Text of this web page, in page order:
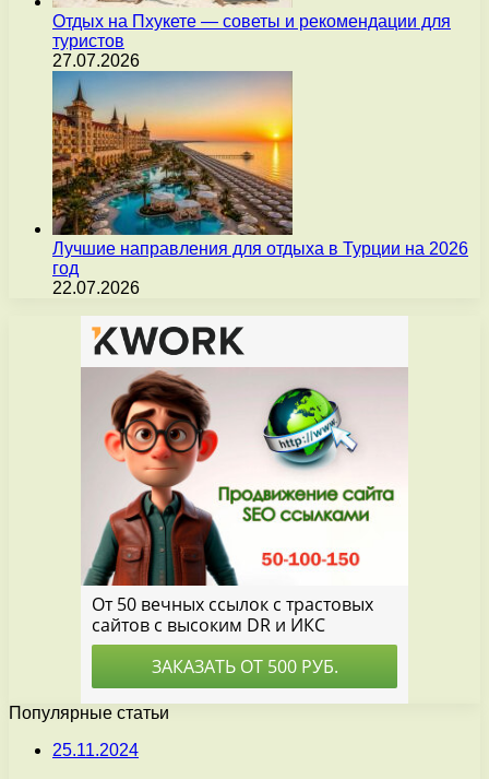
Отдых на Пхукете — советы и рекомендации для
туристов
27.07.2026
Лучшие направления для отдыха в Турции на 2026
год
22.07.2026
Популярные статьи
25.11.2024